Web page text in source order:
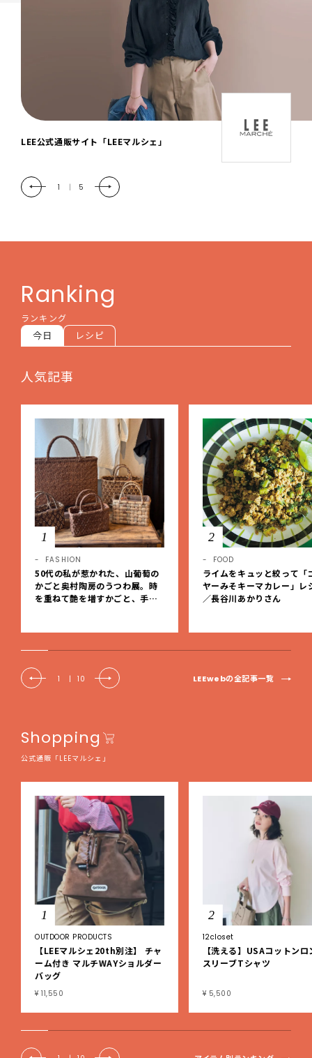
「LEE DAYS」本物志向にときめく。大人カ
2 | 5
Ranking
ランキング
今日 レシピ
人気記事
1
FASHION
50代の私が惹かれた、山葡萄の
かごと奥村陶房のうつわ展。時
を重ねて艶を増すかごと、手仕
2
FOOD
ライムをキュッと絞って「
ヤーみそキーマカレー」レ
／長谷川あかりさん
1 | 10 LEEwebの全記事一覧
Shopping
公式通販「LEEマルシェ」
1
OUTDOOR PRODUCTS
【LEEマルシェ20th別注】 チャ
ーム付き マルチWAYショルダー
バッグ
¥ 11,550
2
12closet
【洗える】USAコットンロ
スリーブTシャツ
¥ 5,500